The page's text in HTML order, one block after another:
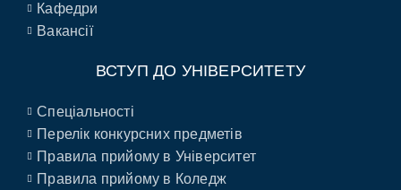
Кафедри
Вакансії
ВСТУП ДО УНІВЕРСИТЕТУ
Спеціальності
Перелік конкурсних предметів
Правила прийому в Університет
Правила прийому в Коледж